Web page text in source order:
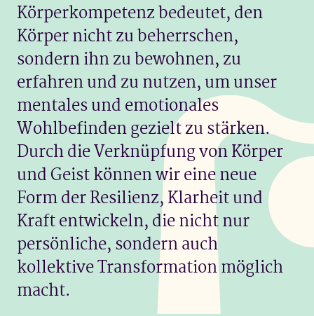
Körperkompetenz bedeutet, den
Körper nicht zu beherrschen,
sondern ihn zu bewohnen, zu
erfahren und zu nutzen, um unser
mentales und emotionales
Wohlbefinden gezielt zu stärken.
Durch die Verknüpfung von Körper
und Geist können wir eine neue
Form der Resilienz, Klarheit und
Kraft entwickeln, die nicht nur
persönliche, sondern auch
kollektive Transformation möglich
macht.